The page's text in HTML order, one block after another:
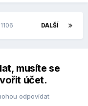
DALŠÍ
musíte se
účet.
odpovídat